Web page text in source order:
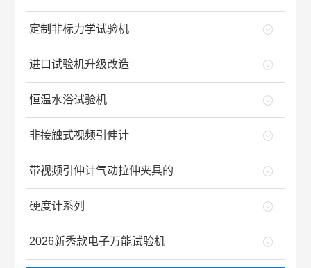
定制非标力学试验机
进口试验机升级改造
恒温水浴试验机
非接触式视频引伸计
带视频引伸计气动拉伸夹具的
硬度计系列
2026新秀款电子万能试验机